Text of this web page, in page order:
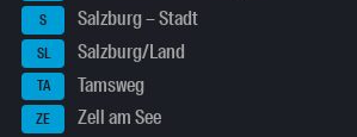
S Salzburg – Stadt
SL Salzburg/Land
TA Tamsweg
ZE Zell am See